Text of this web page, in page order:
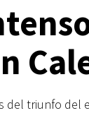
del triunfo del